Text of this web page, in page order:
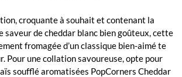
croquante à souhait et contenant la
de cheddar blanc bien goûteux, cette
fromagée d’un classique bien-aimé te
Pour une collation savoureuse, opte pour
soufflé aromatisées PopCorners Cheddar